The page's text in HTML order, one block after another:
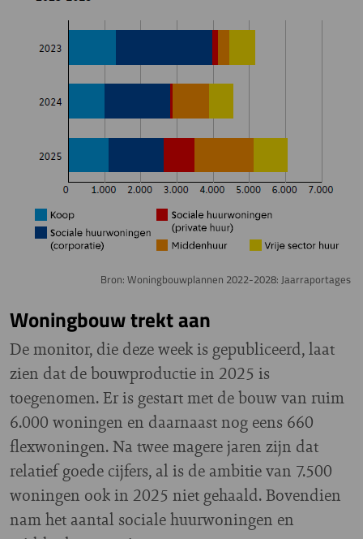
Bron: Woningbouwplannen 2022-2028: Jaarraportages
Woningbouw trekt aan
De monitor, die deze week is gepubliceerd, laat
zien dat de bouwproductie in 2025 is
toegenomen. Er is gestart met de bouw van ruim
6.000 woningen en daarnaast nog eens 660
flexwoningen. Na twee magere jaren zijn dat
relatief goede cijfers, al is de ambitie van 7.500
woningen ook in 2025 niet gehaald. Bovendien
nam het aantal sociale huurwoningen en